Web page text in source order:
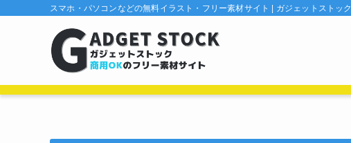
スマホ・パソコンなどの無料イラスト・フリー素材サイト | ガジェットストック